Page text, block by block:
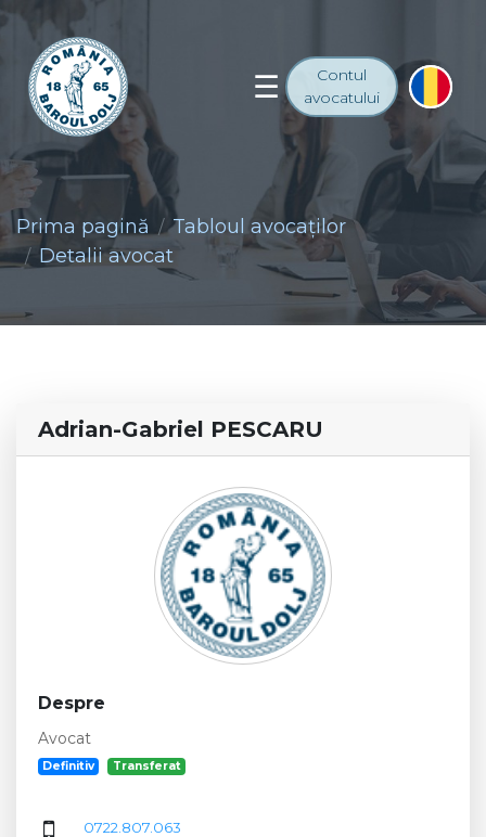
Contul
avocatului
Prima pagină
Tabloul avocaţilor
Detalii avocat
Adrian-Gabriel PESCARU
Despre
Avocat
Definitiv Transferat
0722.807.063